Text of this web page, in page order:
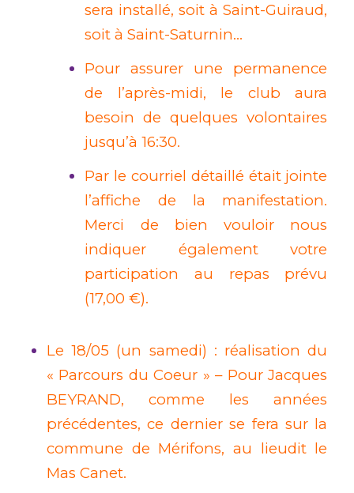
sera installé, soit à Saint-Guiraud,
soit à Saint-Saturnin…
Pour assurer une permanence
de l’après-midi, le club aura
besoin de quelques volontaires
jusqu’à 16:30.
Par le courriel détaillé était jointe
l’affiche de la manifestation.
Merci de bien vouloir nous
indiquer également votre
participation au repas prévu
(17,00 €).
Le 18/05 (un samedi) : réalisation du
« Parcours du Coeur » – Pour Jacques
BEYRAND, comme les années
précédentes, ce dernier se fera sur la
commune de Mérifons, au lieudit le
Mas Canet.